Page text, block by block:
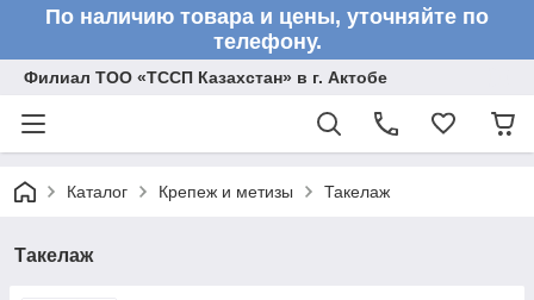
По наличию товара и цены, уточняйте по
телефону.
Филиал ТОО «ТССП Казахстан» в г. Актобе
Каталог Крепеж и метизы Такелаж
Такелаж